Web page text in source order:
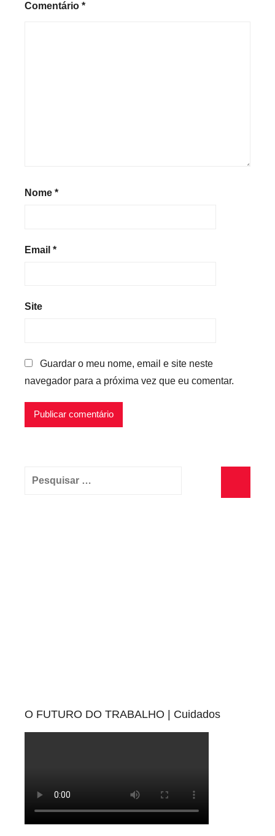
Comentário *
Nome *
Email *
Site
Guardar o meu nome, email e site neste
navegador para a próxima vez que eu comentar.
Pesquisar
O FUTURO DO TRABALHO | Cuidados